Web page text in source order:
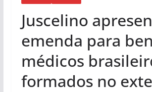
Juscelino
emenda para
médicos
formados no